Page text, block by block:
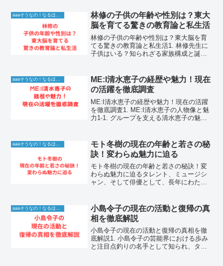
aaaそうなの！なるほど！情報
林修の子供の年齢や性別は？東大
脳を育てる驚きの教育論と私生活
林修の子供の年齢や性別は？東大脳を育
てる驚きの教育論と私生活1. 林修先生に
子供はいる？知られざる家族構成と誕生
ティ番組でMCとして大活躍を続けている
東進ハイスクール講...
aaaそうなの！なるほど！情報
ME:I清水恵子の経歴や魅力！現在
の活躍を徹底調査
ME:I清水恵子の経歴や魅力！現在の活躍
を徹底調査1. ME:I清水恵子の人物像と魅
力1-1. グループを支える清水恵子の魅力
ンス能力と、人を惹きつけるカリスマ性
で...
モト冬樹の現在の年齢と若さの秘
訣！変わらぬ魅力に迫る
モト冬樹の現在の年齢と若さの秘訣！変
わらぬ魅力に迫るタレント、ミュージシ
ャン、そして俳優として、長年にわたり
なトークは、世代を超えて多くの人々に
親しまれています。常に笑...
aaaそうなの！なるほど！情報
小島令子の現在の活動と復帰の真
相を徹底解説
小島令子の現在の活動と復帰の真相を徹
底解説1. 小島令子の芸能界における歩み
と注目点釣りの名手として知られ、タレ